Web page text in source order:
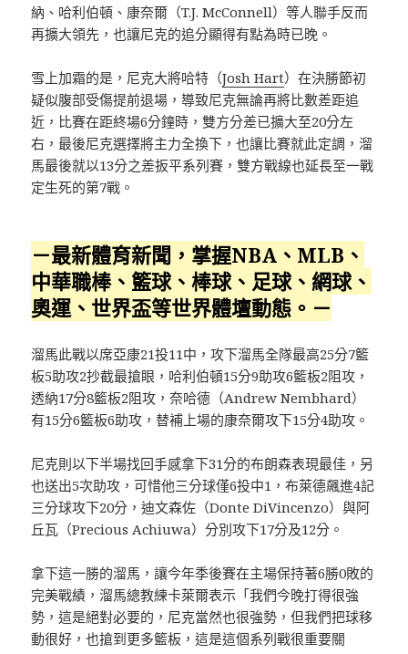
納、哈利伯頓、康奈爾（T.J. McConnell）等人聯手反而
再擴大領先，也讓尼克的追分顯得有點為時已晚。
雪上加霜的是，尼克大將哈特（Josh Hart）在決勝節初
疑似腹部受傷提前退場，導致尼克無論再將比數差距追
近，比賽在距終場6分鐘時，雙方分差已擴大至20分左
右，最後尼克選擇將主力全換下，也讓比賽就此定調，溜
馬最後就以13分之差扳平系列賽，雙方戰線也延長至一戰
定生死的第7戰。
－最新體育新聞 ，掌握NBA、MLB、
中華職棒、籃球、棒球、足球、網球、
奧運、世界盃等世界體壇動態。－
溜馬此戰以席亞康21投11中，攻下溜馬全隊最高25分7籃
板5助攻2抄截最搶眼，哈利伯頓15分9助攻6籃板2阻攻，
透納17分8籃板2阻攻，奈哈德（Andrew Nembhard）
有15分6籃板6助攻，替補上場的康奈爾攻下15分4助攻。
尼克則以下半場找回手感拿下31分的布朗森表現最佳，另
也送出5次助攻，可惜他三分球僅6投中1，布萊德飆進4記
三分球攻下20分，迪文森佐（Donte DiVincenzo）與阿
丘瓦（Precious Achiuwa）分別攻下17分及12分。
拿下這一勝的溜馬，讓今年季後賽在主場保持著6勝0敗的
完美戰績，溜馬總教練卡萊爾表示「我們今晚打得很強
勢，這是絕對必要的，尼克當然也很強勢，但我們把球移
動很好，也搶到更多籃板，這是這個系列戰很重要關